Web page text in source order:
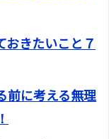
おきたいこと７
に考える無理